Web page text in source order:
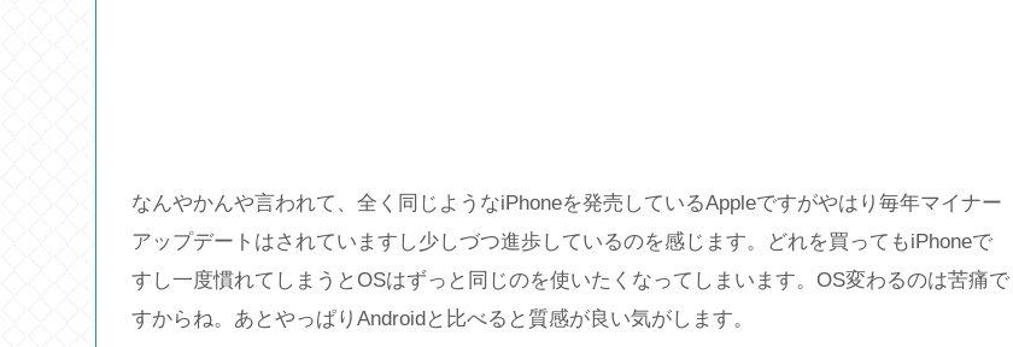
なんやかんや言われて、全く同じようなiPhoneを発売しているAppleですがやはり毎年マイナー
アップデートはされていますし少しづつ進歩しているのを感じます。どれを買ってもiPhoneで
すし一度慣れてしまうとOSはずっと同じのを使いたくなってしまいます。OS変わるのは苦痛で
すからね。あとやっぱりAndroidと比べると質感が良い気がします。